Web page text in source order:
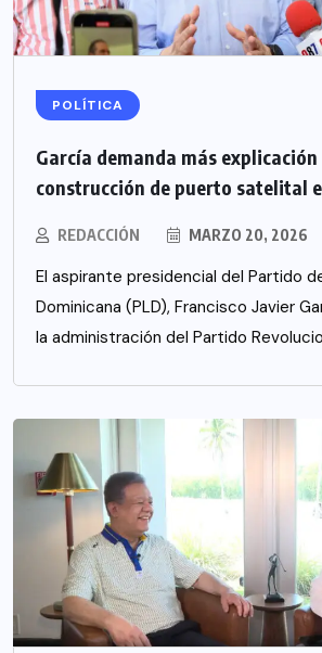
POLÍTICA
García demanda más
construcción de puerto satelital
REDACCIÓN MARZO 20, 2026
El aspirante presidencial del Partido
Dominicana (PLD), Francisco Javier
la administración del Partido